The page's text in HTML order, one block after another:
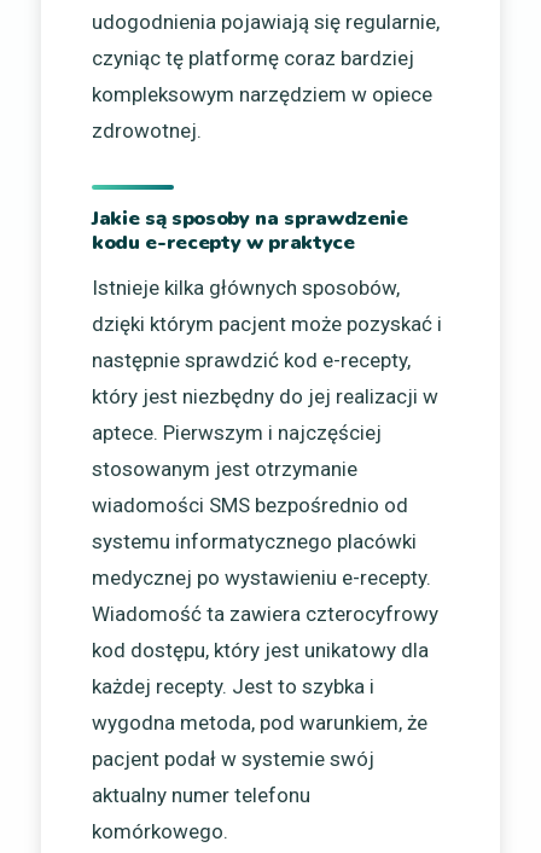
udogodnienia pojawiają się regularnie,
czyniąc tę platformę coraz bardziej
kompleksowym narzędziem w opiece
zdrowotnej.
Jakie są sposoby na sprawdzenie
kodu e-recepty w praktyce
Istnieje kilka głównych sposobów,
dzięki którym pacjent może pozyskać i
następnie sprawdzić kod e-recepty,
który jest niezbędny do jej realizacji w
aptece. Pierwszym i najczęściej
stosowanym jest otrzymanie
wiadomości SMS bezpośrednio od
systemu informatycznego placówki
medycznej po wystawieniu e-recepty.
Wiadomość ta zawiera czterocyfrowy
kod dostępu, który jest unikatowy dla
każdej recepty. Jest to szybka i
wygodna metoda, pod warunkiem, że
pacjent podał w systemie swój
aktualny numer telefonu
komórkowego.